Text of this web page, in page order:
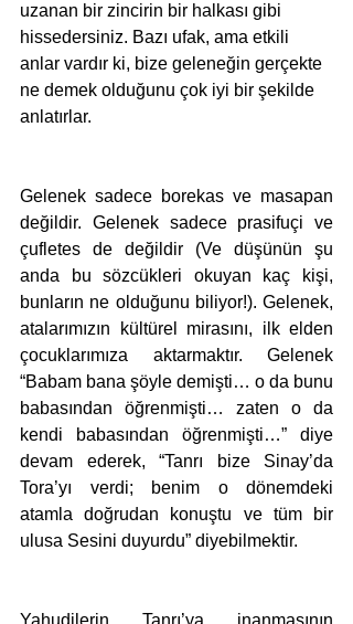
uzanan bir zincirin bir halkası gibi
hissedersiniz. Bazı ufak, ama etkili
anlar vardır ki, bize geleneğin gerçekte
ne demek olduğunu çok iyi bir şekilde
anlatırlar.
Gelenek sadece borekas ve masapan
değildir. Gelenek sadece prasifuçi ve
çufletes de değildir (Ve düşünün şu
anda bu sözcükleri okuyan kaç kişi,
bunların ne olduğunu biliyor!). Gelenek,
atalarımızın kültürel mirasını, ilk elden
çocuklarımıza aktarmaktır. Gelenek
“Babam bana şöyle demişti… o da bunu
babasından öğrenmişti… zaten o da
kendi babasından öğrenmişti…” diye
devam ederek, “Tanrı bize Sinay’da
Tora’yı verdi; benim o dönemdeki
atamla doğrudan konuştu ve tüm bir
ulusa Sesini duyurdu” diyebilmektir.
Yahudilerin Tanrı’ya inanmasının